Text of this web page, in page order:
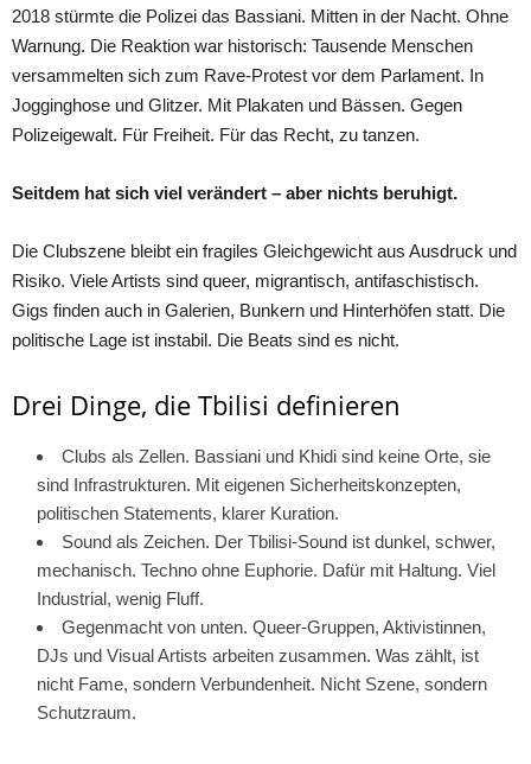
2018 stürmte die Polizei das Bassiani. Mitten in der Nacht. Ohne
Warnung. Die Reaktion war historisch: Tausende Menschen
versammelten sich zum Rave-Protest vor dem Parlament. In
Jogginghose und Glitzer. Mit Plakaten und Bässen. Gegen
Polizeigewalt. Für Freiheit. Für das Recht, zu tanzen.
Seitdem hat sich viel verändert – aber nichts beruhigt.
Die Clubszene bleibt ein fragiles Gleichgewicht aus Ausdruck und
Risiko. Viele Artists sind queer, migrantisch, antifaschistisch.
Gigs finden auch in Galerien, Bunkern und Hinterhöfen statt. Die
politische Lage ist instabil. Die Beats sind es nicht.
Drei Dinge, die Tbilisi definieren
Clubs als Zellen. Bassiani und Khidi sind keine Orte, sie
sind Infrastrukturen. Mit eigenen Sicherheitskonzepten,
politischen Statements, klarer Kuration.
Sound als Zeichen. Der Tbilisi-Sound ist dunkel, schwer,
mechanisch. Techno ohne Euphorie. Dafür mit Haltung. Viel
Industrial, wenig Fluff.
Gegenmacht von unten. Queer-Gruppen, Aktivistinnen,
DJs und Visual Artists arbeiten zusammen. Was zählt, ist
nicht Fame, sondern Verbundenheit. Nicht Szene, sondern
Schutzraum.